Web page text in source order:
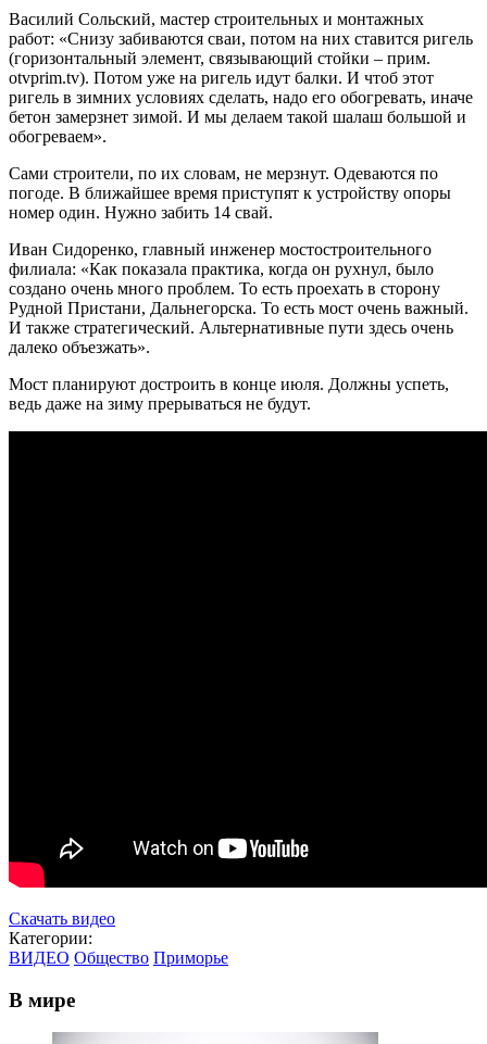
Василий Сольский, мастер строительных и монтажных
работ: «Снизу забиваются сваи, потом на них ставится ригель
(горизонтальный элемент, связывающий стойки – прим.
otvprim.tv). Потом уже на ригель идут балки. И чтоб этот
ригель в зимних условиях сделать, надо его обогревать, иначе
бетон замерзнет зимой. И мы делаем такой шалаш большой и
обогреваем».
Сами строители, по их словам, не мерзнут. Одеваются по
погоде. В ближайшее время приступят к устройству опоры
номер один. Нужно забить 14 свай.
Иван Сидоренко, главный инженер мостостроительного
филиала: «Как показала практика, когда он рухнул, было
создано очень много проблем. То есть проехать в сторону
Рудной Пристани, Дальнегорска. То есть мост очень важный.
И также стратегический. Альтернативные пути здесь очень
далеко объезжать».
Мост планируют достроить в конце июля. Должны успеть,
ведь даже на зиму прерываться не будут.
Скачать видео
Категории:
ВИДЕО Общество Приморье
В мире